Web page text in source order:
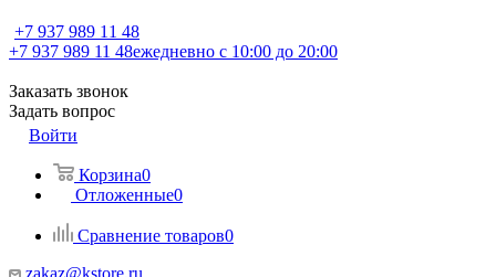
+7 937 989 11 48
+7 937 989 11 48ежедневно с 10:00 до 20:00
Заказать звонок
Задать вопрос
Войти
Корзина0
Отложенные0
Сравнение товаров0
zakaz@kstore.ru